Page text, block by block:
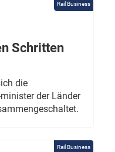
Rail Business
Schritten
die
der Länder
Rail Business